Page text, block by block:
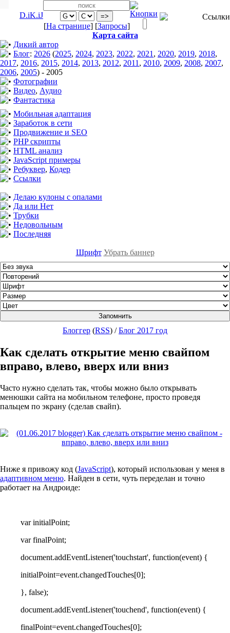
D.iK.iJ
[На странице] [Запросы]
Карта сайта
Дикий автор
Блог: 2026 (2025, 2024, 2023, 2022, 2021 , 2020, 2019, 2018,
2017, 2016, 2015, 2014, 2013, 2012, 2011 , 2010, 2009, 2008, 2007,
2006, 2005) - 2005
Фотографии
Видео, Аудио
Фантастика
Мобильная адаптация
Заработок в сети
Продвижение и SEO
PHP скрипты
HTML анализ
JavaScript примеры
Ребуквер, Кодер
Ссылки
Делаю кулоны с опалами
Да или Нет
Трубки
Недовольным
Последняя
Шрифт Убрать баннер
Блоггер (RSS) /Блог 2017 год
Как сделать открытие меню свайпом
вправо, влево, вверх или вниз
Часто нужно сделать так, чтобы можно было открывать
менюшки сайта на мобильном телефоне, просто проведя
пальцем по экрану (сделав свайп).
Ниже я привожу код (JavaScript), который использован у меня в
адаптивном меню. Найден в сети, чуть переделан и точно
работает на Андроиде:
var initialPoint;
var finalPoint;
document.addEventListener('touchstart', function(event) {
initialPoint=event.changedTouches[0];
}, false);
document.addEventListener('touchend', function(event) {
finalPoint=event.changedTouches[0];